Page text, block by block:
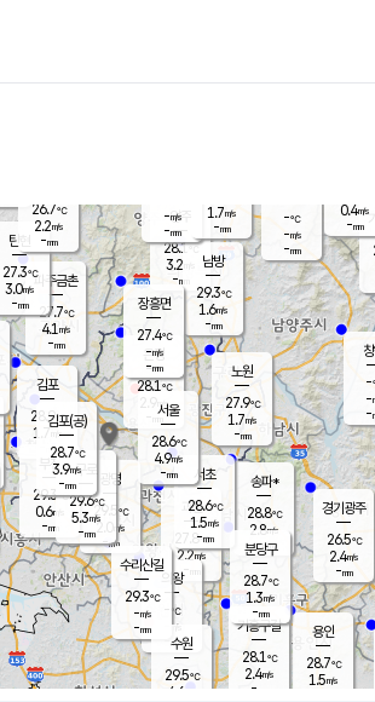
양주
28.1℃
3.2
-mm
과천
27.8℃
2.2m/s
- mm
용인
28.7℃
1.5m/s
경기광주
26.5℃
2.4m/s
-mm
파주금촌
27.7℃
4.1 m/s
-mm
-℃
-m/s
-mm
-
-
-
탄현
27.3℃
3.0m/s
-mm
0.4m/s
-mm
의왕
- ℃
m/s
mm
김포
28.9℃
1.7 m/s
mm
광명
29.5 ℃
2.0 m/s
-mm
부천
29.3℃
0.6m/s
-mm
구로
29.6℃
5.3m/s
-mm
은평
28.1℃
2.9 m/s
- mm
노원
27.9℃
1.7m/s
-mm
송파*
28.8℃
2.8m/s
-mm
서초
28.6℃
1.5m/s
-mm
남방
29.3℃
1.6m/s
-mm
기흥구갈
28.1℃
2.4m/s
-
수리산길
29.3℃
-m/s
-mm
분당구
28.7℃
1.3m/s
-mm
장흥면
27.4℃
-m/s
-mm
-m/s
-mm
김포(공)
28.7℃
3.9m/s
-mm
수원
29.5℃
4.6 m/s
서울
28.6℃
4.9m/s
-mm
26.7℃
2.2m/s
-mm
1.7m/s
-mm